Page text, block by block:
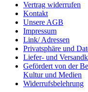
Vertrag widerrufen
Kontakt
Unsere AGB
Impressum
Link/ Adressen
Privatsphäre und
Liefer- und
Gefördert von der
Kultur und Medien
Widerrufsbelehrung